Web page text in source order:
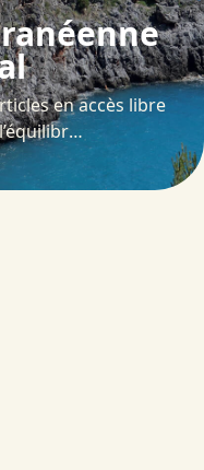
en accès libre
La forêt méditerranéenne et l’équilibre rural